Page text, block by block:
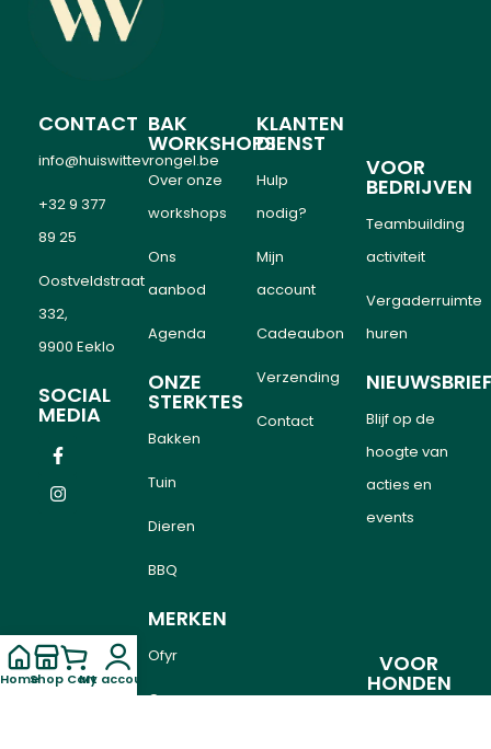
CONTACT
info@huiswittevrongel.be
+32 9 377
89 25
Oostveldstraat
332,
9900 Eeklo
SOCIAL
MEDIA
BAK
WORKSHOPS
Over onze
workshops
Ons
aanbod
Agenda
ONZE
STERKTES
Bakken
Tuin
Dieren
BBQ
MERKEN
Ofyr
Gozney
KLANTEN
DIENST
Hulp
nodig?
Mijn
account
Cadeaubon
Verzending
Contact
VOOR
BEDRIJVEN
Teambuilding
activiteit
Vergaderruimte
huren
Blijf op de
hoogte van
acties en
events
VOOR
HONDEN
EN
HomeShop Cart
My account